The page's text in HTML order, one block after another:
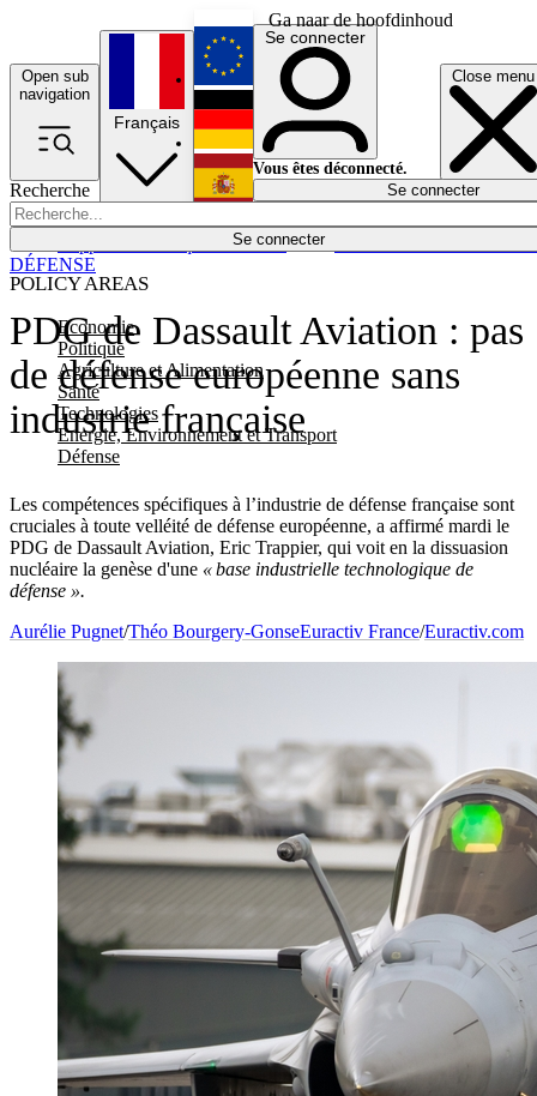
Ga naar de hoofdinhoud
Open sub
navigation
Close menu
Recherche
Se connecter
POLICY AREAS
Economie
Politique
Agriculture et Alimentation
Santé
Technologies
Energie, Environnement et Transport
Défense
Économie
Français
English
Deutsch
Español
Se connecter
Vous êtes déconnecté.
Se connecter
PDG de Dassault Aviation : pas
de défense européenne sans
industrie française
Les compétences spécifiques à l’industrie de défense française sont
cruciales à toute velléité de défense européenne, a affirmé mardi le
PDG de Dassault Aviation, Eric Trappier, qui voit en la dissuasion
nucléaire la genèse d'une «base industrielle technologique de
défense ».
DÉFENSE
Aurélie Pugnet/Théo Bourgery-GonseEuractiv France/Euractiv.com